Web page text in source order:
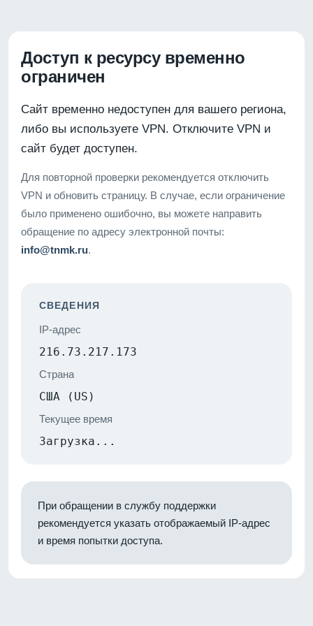
Доступ к ресурсу временно
ограничен
Сайт временно недоступен для вашего региона,
либо вы используете VPN. Отключите VPN и
сайт будет доступен.
Для повторной проверки рекомендуется отключить
VPN и обновить страницу. В случае, если ограничение
было применено ошибочно, вы можете направить
обращение по адресу электронной почты:
info@tnmk.ru.
СВЕДЕНИЯ
IP-адрес
216.73.217.173
Страна
США (US)
Текущее время
Загрузка...
При обращении в службу поддержки
рекомендуется указать отображаемый IP-адрес
и время попытки доступа.